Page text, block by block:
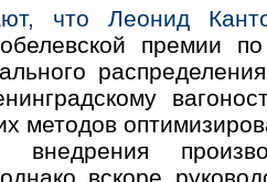
что Леонид
премии
методов